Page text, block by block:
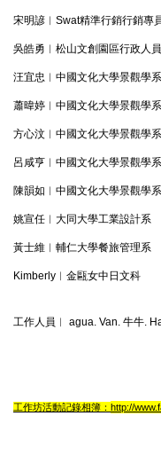
宋明諺︱Swat精準行銷行銷專
吳皓勇︱松山文創園區行政人員
汪宜忠︱中國文化大學景觀學系
蕭暐婷︱中國文化大學景觀學
方心汶︱中國文化大學景觀學
呂咸亨︱中國文化大學景觀學系
陳韻如︱中國文化大學景觀學
姚宣任︱大同大學工業設計系
黃士維︱輔仁大學餐旅管理系
Kimberly︱金甌女中日文科
工作人員︱ agua. Van. 牛牛.
工作坊活動記錄相簿： http://